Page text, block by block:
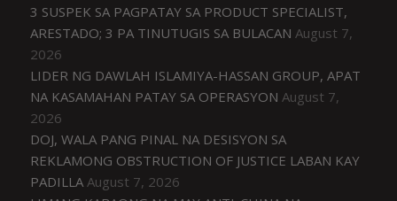
3 SUSPEK SA PAGPATAY SA PRODUCT SPECIALIST,
ARESTADO; 3 PA TINUTUGIS SA BULACAN August 7,
2026
LIDER NG DAWLAH ISLAMIYA-HASSAN GROUP, APAT
NA KASAMAHAN PATAY SA OPERASYON August 7,
2026
DOJ, WALA PANG PINAL NA DESISYON SA
REKLAMONG OBSTRUCTION OF JUSTICE LABAN KAY
PADILLA August 7, 2026